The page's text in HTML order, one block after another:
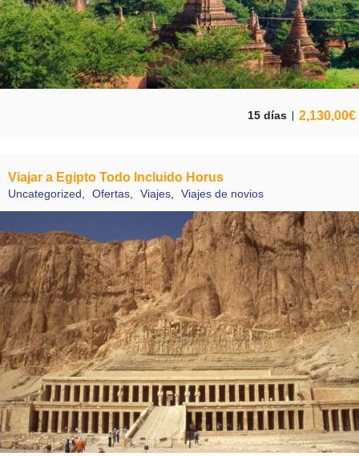
15 días 2,130,00€
Viajar a Egipto Todo Incluido Horus
Uncategorized Ofertas Viajes Viajes de novios